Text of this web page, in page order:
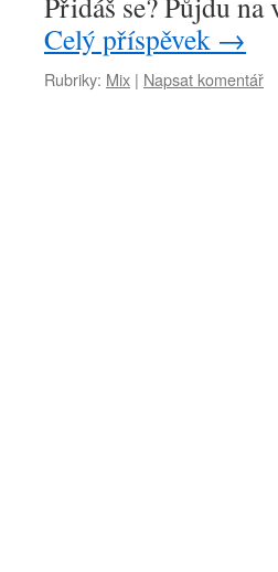
Celý příspěvek →
Rubriky: Mix | Napsat komentář